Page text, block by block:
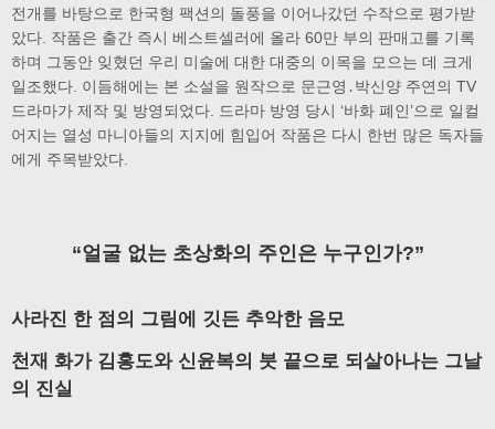
전개를 바탕으로 한국형 팩션의 돌풍을 이어나갔던 수작으로 평가받
았다. 작품은 출간 즉시 베스트셀러에 올라 60만 부의 판매고를 기록
하며 그동안 잊혔던 우리 미술에 대한 대중의 이목을 모으는 데 크게
일조했다. 이듬해에는 본 소설을 원작으로 문근영․박신양 주연의 TV
드라마가 제작 및 방영되었다. 드라마 방영 당시 ‘바화 폐인’으로 일컬
어지는 열성 마니아들의 지지에 힘입어 작품은 다시 한번 많은 독자들
에게 주목받았다.
“얼굴 없는 초상화의 주인은 누구인가?”
사라진 한 점의 그림에 깃든 추악한 음모
천재 화가 김홍도와 신윤복의 붓 끝으로 되살아나는 그날
의 진실